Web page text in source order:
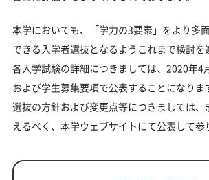
本学においても、「学力の3要素」をより多
できる入学者選抜となるようこれまで検討を
各入学試験の詳細につきましては、2020年4
および学生募集要項で公表することになり
選抜の方針および変更点等につきましては
えるべく、本学ウェブサイトにて公表して参